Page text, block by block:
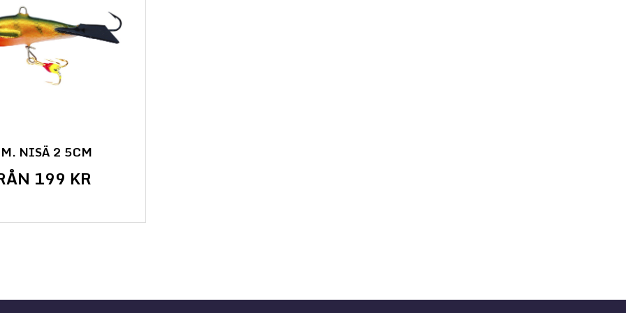
NISÄ 2 5CM
199 KR